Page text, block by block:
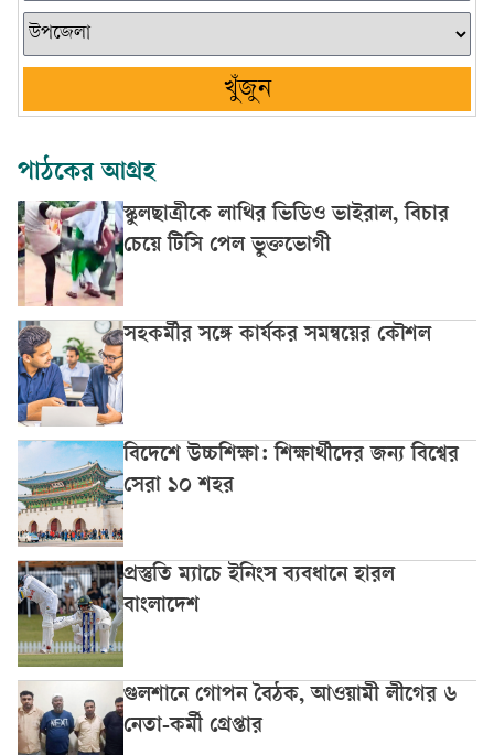
খুঁজুন
পাঠকের আগ্রহ
স্কুলছাত্রীকে লাথির ভিডিও ভাইরাল, বিচার
চেয়ে টিসি পেল ভুক্তভোগী
সহকর্মীর সঙ্গে কার্যকর সমন্বয়ের কৌশল
বিদেশে উচ্চশিক্ষা: শিক্ষার্থীদের জন্য বিশ্বের
সেরা ১০ শহর
প্রস্তুতি ম্যাচে ইনিংস ব্যবধানে হারল
বাংলাদেশ
গুলশানে গোপন বৈঠক, আওয়ামী লীগের ৬
নেতা-কর্মী গ্রেপ্তার